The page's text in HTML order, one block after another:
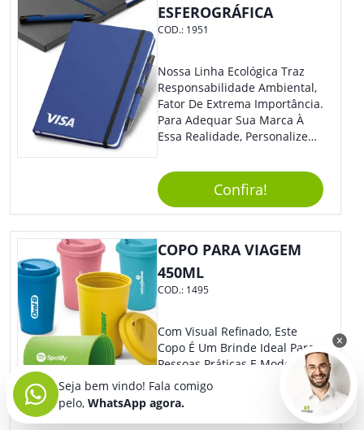
ESFEROGRÁFICA
COD.: 1951
Nossa Linha Ecológica Traz
Responsabilidade Ambiental,
Fator De Extrema Importância.
Para Adequar Sua Marca À
Essa Realidade, Personalize
Anotações Com Post-It E
Caneta. Elaborado A Partir De
Material Reciclado, O Brinde
Também É Prático, Tornando-
Se Assim Excelente Para Uso
Cotidiano. Perfeito, Não É?!
Confira!
COPO PARA VIAGEM
450ML
COD.: 1495
Com Visual Refinado, Este
Copo É Um Brinde Ideal Para
Pessoas Práticas E Modernas.
Ótima Opção Para Levar Sua
Marca De Forma Estilosa,
Agregando Valor Para Sua
Seja bem vindo! Fala comigo
pelo, WhatsApp agora.